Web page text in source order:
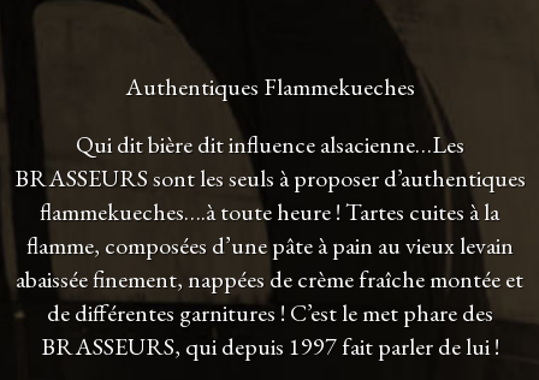
Authentiques Flammekueches
Qui dit bière dit influence alsacienne…Les
BRASSEURS sont les seuls à proposer d’authentiques
flammekueches….à toute heure ! Tartes cuites à la
flamme, composées d’une pâte à pain au vieux levain
abaissée finement, nappées de crème fraîche montée et
de différentes garnitures ! C’est le met phare des
BRASSEURS, qui depuis 1997 fait parler de lui !